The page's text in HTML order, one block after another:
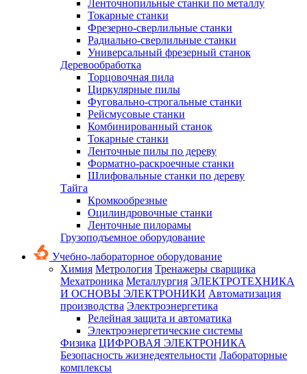
Ленточнопильные станки по металлу
Токарные станки
Фрезерно-сверлильные станки
Радиально-сверлильные станки
Универсальный фрезерный станок
Деревообработка
Торцовочная пила
Циркулярные пилы
Фуговально-строгальные станки
Рейсмусовые станки
Комбинированный станок
Токарные станки
Ленточные пилы по дереву
Форматно-раскроечные станки
Шлифовальные станки по дереву
Тайга
Кромкообрезные
Оцилиндровочные станки
Ленточные пилорамы
Грузоподъемное оборудование
Учебно-лабораторное оборудование
Химия Метрология Тренажеры сварщика
Мехатроника Металлургия ЭЛЕКТРОТЕХНИКА
И ОСНОВЫ ЭЛЕКТРОНИКИ Автоматизация
производства Электроэнергетика
Релейная защита и автоматика
Электроэнергетические системы
Физика ЦИФРОВАЯ ЭЛЕКТРОНИКА
Безопасность жизнедеятельности Лабораторные
комплексы